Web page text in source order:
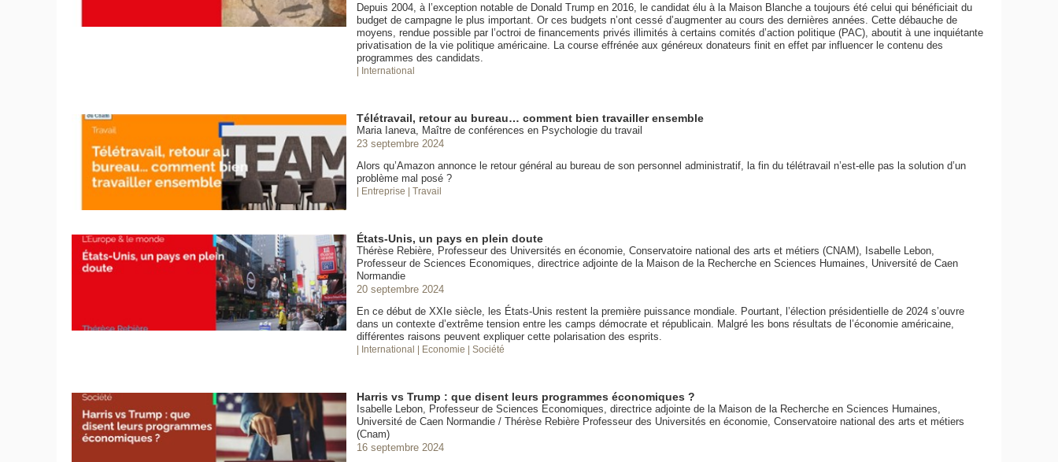
Depuis 2004, à l’exception notable de Donald Trump en 2016, le candidat élu à la Maison Blanche a toujours été celui qui bénéficiait du
budget de campagne le plus important. Or ces budgets n’ont cessé d’augmenter au cours des dernières années. Cette débauche de
moyens, rendue possible par l’octroi de financements privés illimités à certains comités d’action politique (PAC), aboutit à une inquiétante
privatisation de la vie politique américaine. La course effrénée aux généreux donateurs finit en effet par influencer le contenu des
programmes des candidats.
| International
Télétravail, retour au bureau… comment bien travailler ensemble
Maria Ianeva, Maître de conférences en Psychologie du travail
23 septembre 2024
Alors qu’Amazon annonce le retour général au bureau de son personnel administratif, la fin du télétravail n’est-elle pas la solution d’un
problème mal posé ?
| Entreprise | Travail
États-Unis, un pays en plein doute
Thérèse Rebière, Professeur des Universités en économie, Conservatoire national des arts et métiers (CNAM), Isabelle Lebon,
Professeur de Sciences Economiques, directrice adjointe de la Maison de la Recherche en Sciences Humaines, Université de Caen
Normandie
20 septembre 2024
En ce début de XXIe siècle, les États-Unis restent la première puissance mondiale. Pourtant, l’élection présidentielle de 2024 s’ouvre
dans un contexte d’extrême tension entre les camps démocrate et républicain. Malgré les bons résultats de l’économie américaine,
différentes raisons peuvent expliquer cette polarisation des esprits.
| International | Economie | Société
Harris vs Trump : que disent leurs programmes économiques ?
Isabelle Lebon, Professeur de Sciences Economiques, directrice adjointe de la Maison de la Recherche en Sciences Humaines,
Université de Caen Normandie / Thérèse Rebière Professeur des Universités en économie, Conservatoire national des arts et métiers
(Cnam)
16 septembre 2024